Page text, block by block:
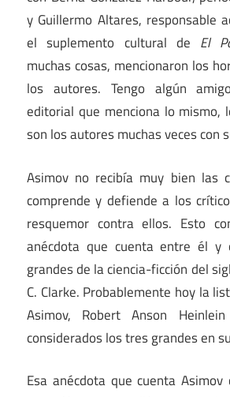
y Guillermo Altares, responsable
el suplemento cultural de El
muchas cosas, mencionaron los
los autores. Tengo algún
editorial que menciona lo mismo,
son los autores muchas veces con
Asimov no recibía muy bien las
comprende y defiende a los
resquemor contra ellos. Esto
anécdota que cuenta entre él
grandes de la ciencia-ficción del
C. Clarke. Probablemente hoy la
Asimov, Robert Anson
considerados los tres grandes en
Esa anécdota que cuenta Asimov